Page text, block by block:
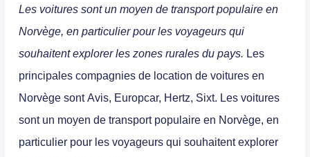
Les voitures sont un moyen de transport populaire en
Norvège, en particulier pour les voyageurs qui
souhaitent explorer les zones rurales du pays. Les
principales compagnies de location de voitures en
Norvège sontAvis, Europcar, Hertz, Sixt. Les voitures
sont un moyen de transport populaire en Norvège, en
particulier pour les voyageurs qui souhaitent explorer